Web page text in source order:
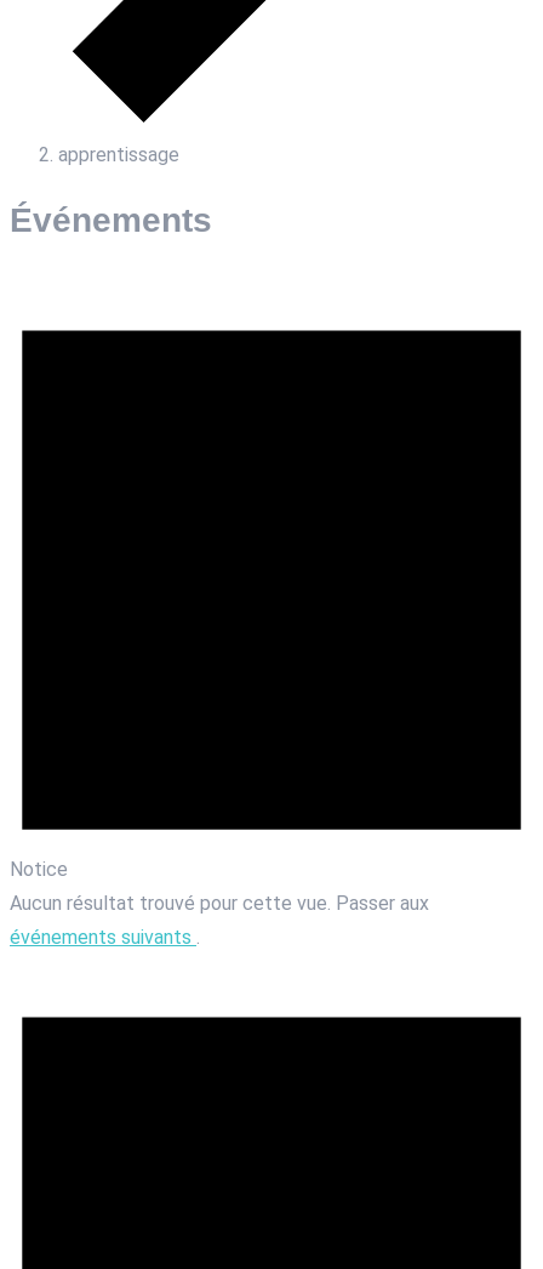
apprentissage
Événements
Notice
Aucun résultat trouvé pour cette vue. Passer aux
événements suivants .